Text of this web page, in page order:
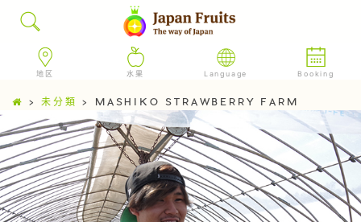
地区 水果 Language Booking
>未分類 > MASHIKO STRAWBERRY FARM